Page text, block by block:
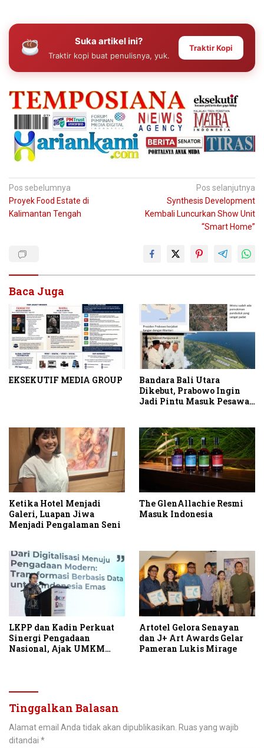
Suka artikel ini?
Traktir kopi buat penulisnya, yuk.
Traktir Kopi
Navigasi
pos
Pos sebelumnya
Proyek Food Estate di
Kalimantan Tengah
Pos selanjutnya
Synthesis Development
Kembali Luncurkan Show Unit
“Smart Home”
Baca Juga
EKSEKUTIF MEDIA GROUP
Bandara Bali Utara
Dikebut, Prabowo Ingin
Jadi Pintu Masuk Pesawat
Ketika Hotel Menjadi
Galeri, Luapan Jiwa
Menjadi Pengalaman Seni
The GlenAllachie Resmi
Masuk Indonesia
LKPP dan Kadin Perkuat
Sinergi Pengadaan
Nasional, Ajak UMKM
Artotel Gelora Senayan
dan J+ Art Awards Gelar
Pameran Lukis Mirage
Tinggalkan Balasan
Alamat email Anda tidak akan dipublikasikan. Ruas yang wajib
ditandai *